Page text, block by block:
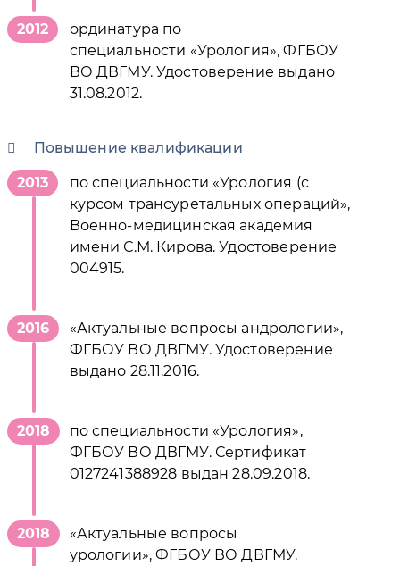
2012
ординатура по
специальности «Урология», ФГБОУ
ВО ДВГМУ. Удостоверение выдано
31.08.2012.
Повышение квалификации
2013
по специальности «Урология (с
курсом трансуретальных операций»,
Военно-медицинская академия
имени С.М. Кирова. Удостоверение
004915.
2016
«Актуальные вопросы андрологии»,
ФГБОУ ВО ДВГМУ. Удостоверение
выдано 28.11.2016.
2018
по специальности «Урология»,
ФГБОУ ВО ДВГМУ. Сертификат
0127241388928 выдан 28.09.2018.
2018
«Актуальные вопросы
урологии», ФГБОУ ВО ДВГМУ.